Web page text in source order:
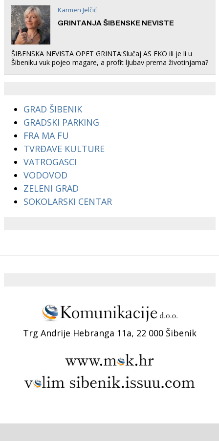
Karmen Jelčić
GRINTANJA ŠIBENSKE NEVISTE
ŠIBENSKA NEVISTA OPET GRINTA:Slučaj AS EKO ili je li u
Šibeniku vuk pojeo magare, a profit ljubav prema životinjama?
GRAD ŠIBENIK
GRADSKI PARKING
FRA MA FU
TVRĐAVE KULTURE
VATROGASCI
VODOVOD
ZELENI GRAD
SOKOLARSKI CENTAR
Trg Andrije Hebranga 11a, 22 000 Šibenik